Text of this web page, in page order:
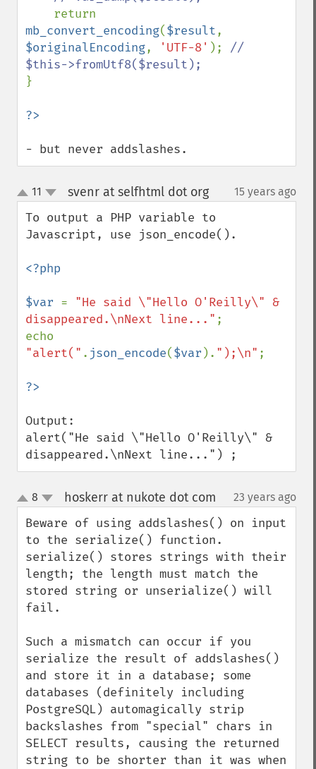
mb_convert_encoding($result
$originalEncoding, 'UTF-8' ); //
}
- but never addslashes.
up
down
11 svenr at selfhtml dot org¶ 15 years ago
To output a PHP variable to
Javascript, use json_encode().
<?php
$var = "He said \"Hello O'Reilly\" &
disappeared.\nNext line..." ;
"alert(" . json_encode($var ). ");\n" ;
Output:
alert("He said \"Hello O'Reilly\" &
disappeared.\nNext line...") ;
up
down
8 hoskerr at nukote dot com 23 years ago
Beware of using addslashes() on input
to the serialize() function.
serialize() stores strings with their
length; the length must match the
stored string or unserialize() will
fail.
Such a mismatch can occur if you
serialize the result of addslashes()
and store it in a database; some
databases (definitely including
PostgreSQL) automagically strip
backslashes from "special" chars in
SELECT results, causing the returned
string to be shorter than it was when